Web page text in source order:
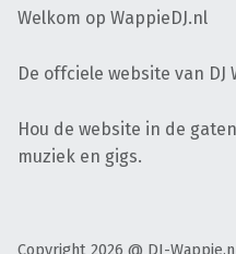
Welkom op WappieDJ.nl
De offciele website van DJ
Hou de website in de
muziek en gigs.
Copyright 2026 @ DJ-